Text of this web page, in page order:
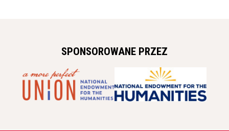
SPONSOROWANE PRZEZ